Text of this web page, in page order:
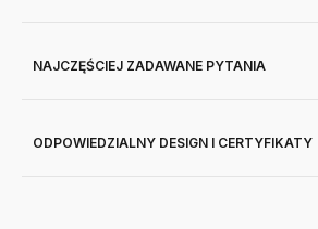
NAJCZĘŚCIEJ ZADAWANE PYTANIA
ODPOWIEDZIALNY DESIGN I CERTYFIKATY